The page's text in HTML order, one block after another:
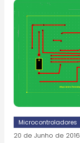
Microcontroladores
20 de Junho de 2016